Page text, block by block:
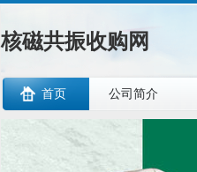
核磁共振收购网
首页 公司简介